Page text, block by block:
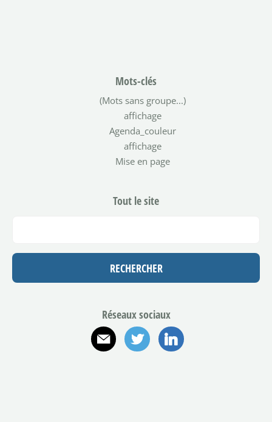
Mots-clés
(Mots sans groupe...)
affichage
Agenda_couleur
affichage
Mise en page
Tout le site
Réseaux sociaux